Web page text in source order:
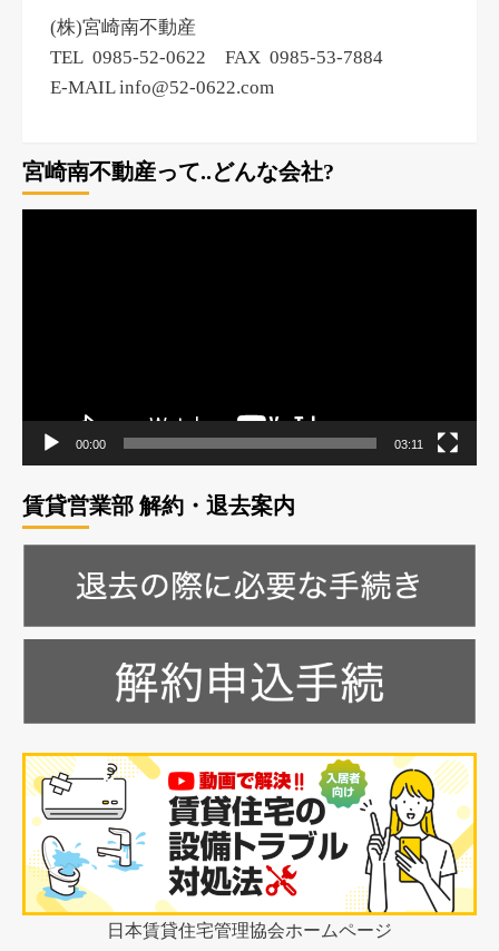
(株)宮崎南不動産
TEL 0985-52-0622 FAX 0985-53-7884
E-MAIL info@52-0622.com
宮崎南不動産って..どんな会社?
00:00 03:11
賃貸営業部 解約・退去案内
日本賃貸住宅管理協会ホームページ